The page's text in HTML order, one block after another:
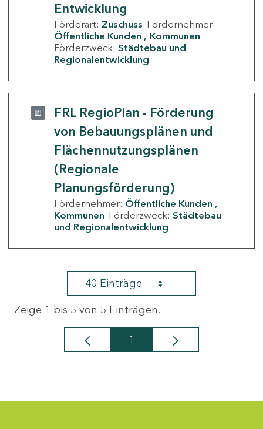
Entwicklung
Förderart: Zuschuss Fördernehmer:
Öffentliche Kunden
Kommunen
Förderzweck: Städtebau und
Regionalentwicklung
FRL RegioPlan - Förderung
von Bebauungsplänen und
Flächennutzungsplänen
(Regionale
Planungsförderung)
Fördernehmer: Öffentliche Kunden
Kommunen Förderzweck: Städtebau
und Regionalentwicklung
40 Einträge
Zeige 1 bis 5 von 5 Einträgen.
Seite
1